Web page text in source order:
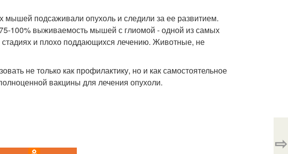
мышей подсаживали опухоль и следили за ее развитием.
100% выживаемость мышей с глиомой - одной из самых
и плохо поддающихся лечению. Животные, не
не только как профилактику, но и как самостоятельное
вакцины для лечения опухоли.
⇨